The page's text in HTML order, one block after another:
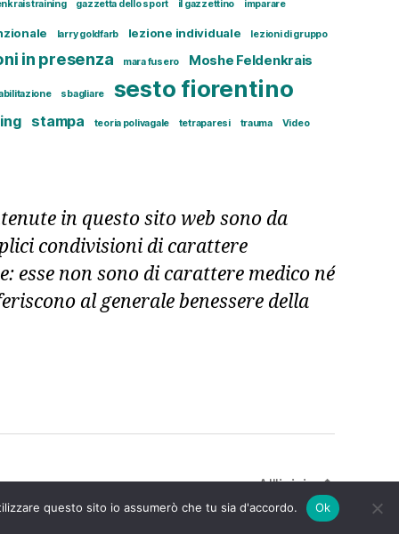
gazzetta dello sport il gazzettino imparare
larry goldfarb lezione individuale lezioni di gruppo
in presenza mara fusero Moshe Feldenkrais
sbagliare sesto fiorentino
stampa teoria polivagale tetraparesi trauma Video
in questo sito web sono da
condivisioni di carattere
esse non sono di carattere medico né
al generale benessere della
All'inizio↑
questo sito io assumerò che tu sia d'accordo. Ok